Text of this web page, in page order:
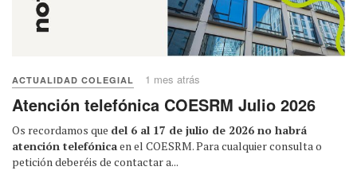
ACTUALIDAD COLEGIAL 1 mes atrás
Atención telefónica COESRM Julio 2026
Os recordamos que del 6 al 17 de julio de 2026 no habrá
atención telefónicaen el COESRM. Para cualquier consulta o
petición deberéis de contactar a...